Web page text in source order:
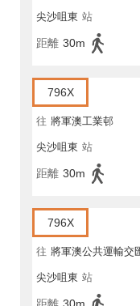
尖沙咀東 站
距離 30m
796X
往 將軍澳工業邨
尖沙咀東 站
距離 30m
796X
往 將軍澳公共運輸交
尖沙咀東 站